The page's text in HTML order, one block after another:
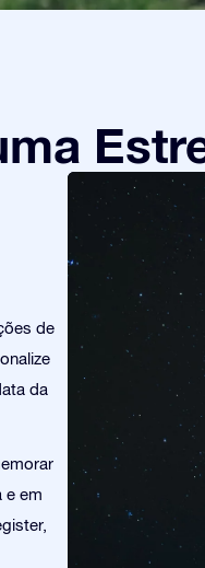
de
da
e em